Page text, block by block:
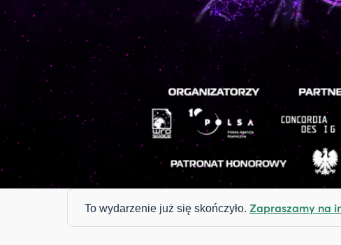
To wydarzenie już się skończyło. Zapraszamy na